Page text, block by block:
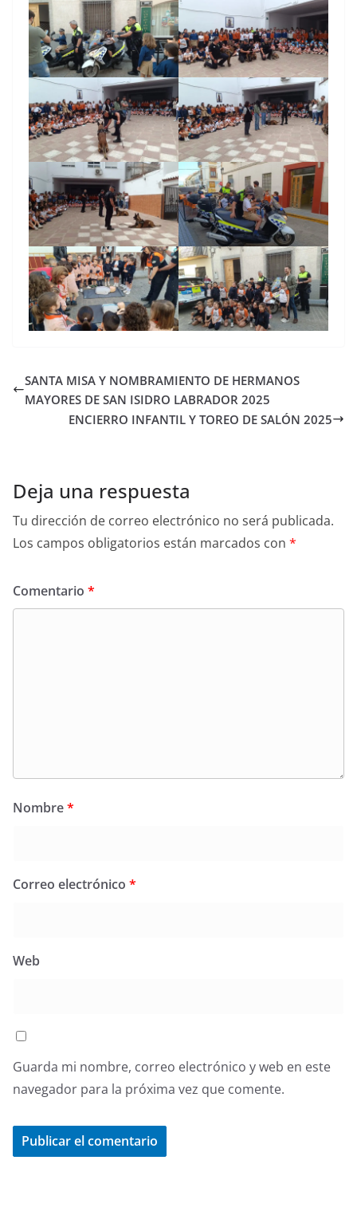
SANTA MISA Y NOMBRAMIENTO DE HERMANOS
MAYORES DE SAN ISIDRO LABRADOR 2025
ENCIERRO INFANTIL Y TOREO DE SALÓN 2025
Deja una respuesta
Tu dirección de correo electrónico no será publicada.
Los campos obligatorios están marcados con *
Comentario *
Nombre*
Correo electrónico *
Web
Guarda mi nombre, correo electrónico y web en este
navegador para la próxima vez que comente.